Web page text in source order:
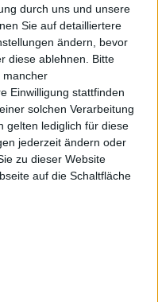
durch uns und unsere
Sie auf detailliertere
ändern, bevor
diese ablehnen.
Bitte
mancher
Einwilligung stattfinden
solchen Verarbeitung
gelten lediglich für diese
jederzeit ändern oder
zu dieser Website
auf die Schaltfläche